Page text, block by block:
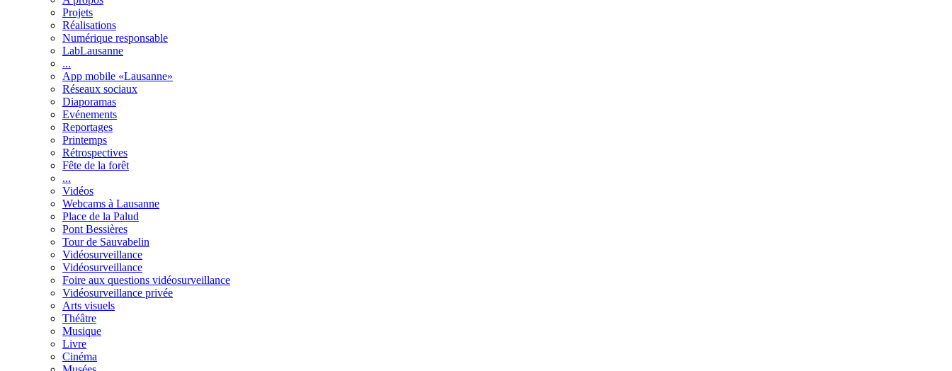
Projets
Réalisations
Numérique responsable
LabLausanne
...
App mobile «Lausanne»
Réseaux sociaux
Diaporamas
Evénements
Reportages
Printemps
Rétrospectives
Fête de la forêt
...
Vidéos
Webcams à Lausanne
Place de la Palud
Pont Bessières
Tour de Sauvabelin
Vidéosurveillance
Vidéosurveillance
Foire aux questions vidéosurveillance
Vidéosurveillance privée
Arts visuels
Théâtre
Musique
Livre
Cinéma